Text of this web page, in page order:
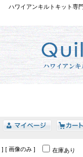
ハワイアンキルトキット専
] [ 画像のみ ] 在庫あり